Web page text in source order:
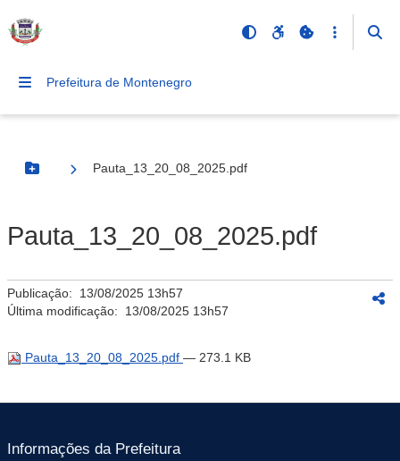
Prefeitura de Montenegro
Botão Menu
Pauta_13_20_08_2025.pdf
Pauta_13_20_08_2025.pdf
Publicação: 13/08/2025 13h57
Última modificação: 13/08/2025 13h57
Pauta_13_20_08_2025.pdf — 273.1 KB
Informações da Prefeitura